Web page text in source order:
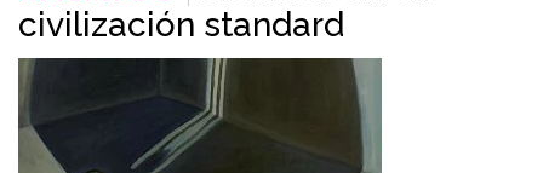
civilización standard